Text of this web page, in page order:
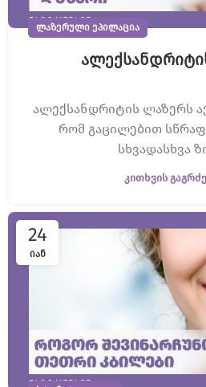
ᲚᲐᲖᲔᲠᲣᲚᲘ ᲔᲞᲘᲚᲐᲪᲘᲐ
ალექსანდრიტის ლაზერს
რომ გაცილებით
სხვადასხვა
ᲙᲘᲗᲮᲕᲘᲡ
24
ᲘᲐᲜ